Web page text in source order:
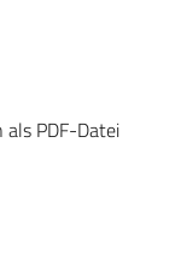
PDF-Datei